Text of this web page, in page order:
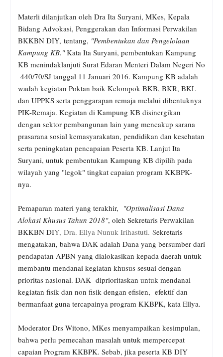
Materli dilanjutkan oleh Dra Ita Suryani, MKes, Kepala
Bidang Advokasi, Penggerakan dan Informasi Perwakilan
BKKBN DIY, tentang, "Pembentukan dan Pengelolaan
Kampung KB."Kata Ita Suryani, pembentukan Kampung
KB menindaklanjuti Surat Edaran Menteri Dalam Negeri No
440/70/SJ tanggal 11 Januari 2016. Kampung KB adalah
wadah kegiatan Poktan baik Kelompok BKB, BKR, BKL
dan UPPKS serta penggarapan remaja melalui dibentuknya
PIK-Remaja. Kegiatan di Kampung KB disinergikan
dengan sektor pembangunan lain yang mencakup sarana
prasarana sosial kemasyarakatan, pendidikan dan kesehatan
serta peningkatan pencapaian Peserta KB. Lanjut Ita
Suryani, untuk pembentukan Kampung KB dipilih pada
wilayah yang "legok" tingkat capaian program KKBPK-
nya.
Pemaparan materi yang terakhir, "Optimalisasi Dana
Alokasi Khusus Tahun 2018", oleh Sekretaris Perwakilan
BKKBN DIY, Dra. Ellya Nunuk Irihastuti. Sekretaris
mengatakan, bahwa DAK adalah Dana yang bersumber dari
pendapatan APBN yang dialokasikan kepada daerah untuk
membantu mendanai kegiatan khusus sesuai dengan
prioritas nasional. DAK diprioritaskan untuk mendanai
kegiatan fisik dan non fisik dengan efisien, efektif dan
bermanfaat guna tercapainya program KKBPK, kata Ellya.
Moderator Drs Witono, MKes menyampaikan kesimpulan,
bahwa perlu pemecahan masalah untuk mempercepat
capaian Program KKBPK. Sebab, jika peserta KB DIY